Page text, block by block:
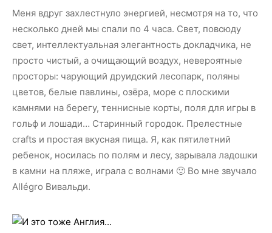
Меня вдруг захлестнуло энергией, несмотря на то, что
несколько дней мы спали по 4 часа. Свет, повсюду
свет, интеллектуальная элегантность докладчика, не
просто чистый, а очищающий воздух, невероятные
просторы: чарующий друидский лесопарк, поляны
цветов, белые павлины, озёра, море с плоскими
камнями на берегу, теннисные корты, поля для игры в
гольф и лошади… Старинный городок. Прелестные
сrafts и простая вкусная пища. Я, как пятилетний
ребенок, носилась по полям и лесу, зарывала ладошки
в камни на пляже, играла с волнами 🙂 Во мне звучало
Allégro Вивальди.